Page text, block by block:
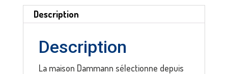
Description
Description
La maison Dammann sélectionne depuis